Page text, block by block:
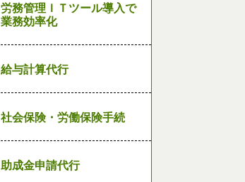
労務管理ＩＴツール導入で
業務効率化
給与計算代行
社会保険・労働保険手続
助成金申請代行